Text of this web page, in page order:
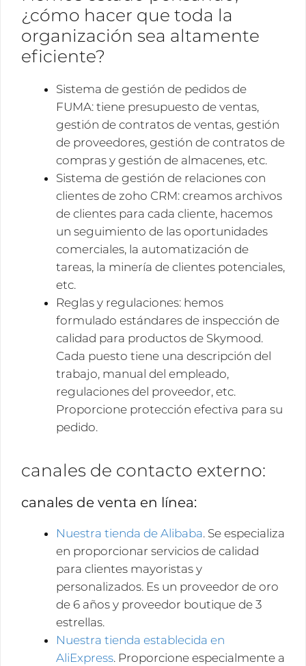
¿cómo hacer que toda la
organización sea altamente
eficiente?
Sistema de gestión de pedidos de
FUMA: tiene presupuesto de ventas,
gestión de contratos de ventas, gestión
de proveedores, gestión de contratos de
compras y gestión de almacenes, etc.
Sistema de gestión de relaciones con
clientes de zoho CRM: creamos archivos
de clientes para cada cliente, hacemos
un seguimiento de las oportunidades
comerciales, la automatización de
tareas, la minería de clientes potenciales,
etc.
Reglas y regulaciones: hemos
formulado estándares de inspección de
calidad para productos de Skymood.
Cada puesto tiene una descripción del
trabajo, manual del empleado,
regulaciones del proveedor, etc.
Proporcione protección efectiva para su
pedido.
canales de contacto externo:
canales de venta en línea:
Nuestra tienda de Alibaba. Se especializa
en proporcionar servicios de calidad
para clientes mayoristas y
personalizados. Es un proveedor de oro
de 6 años y proveedor boutique de 3
estrellas.
Nuestra tienda establecida en
AliExpress. Proporcione especialmente a